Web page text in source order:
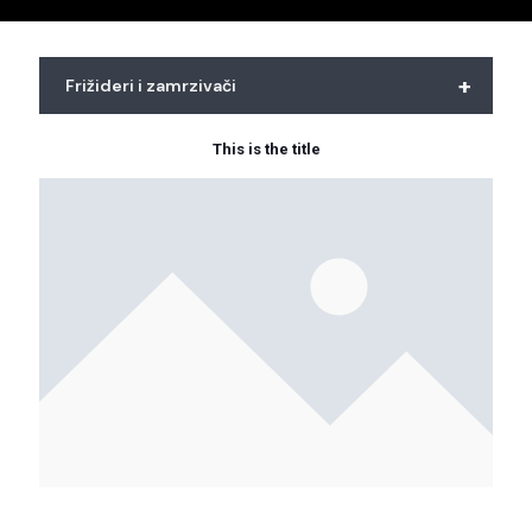
+
Frižideri i zamrzivači
This is the title